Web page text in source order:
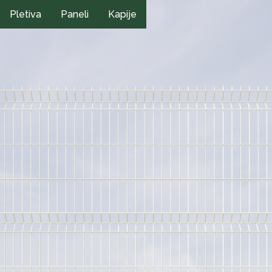
Pletiva Paneli Kapije